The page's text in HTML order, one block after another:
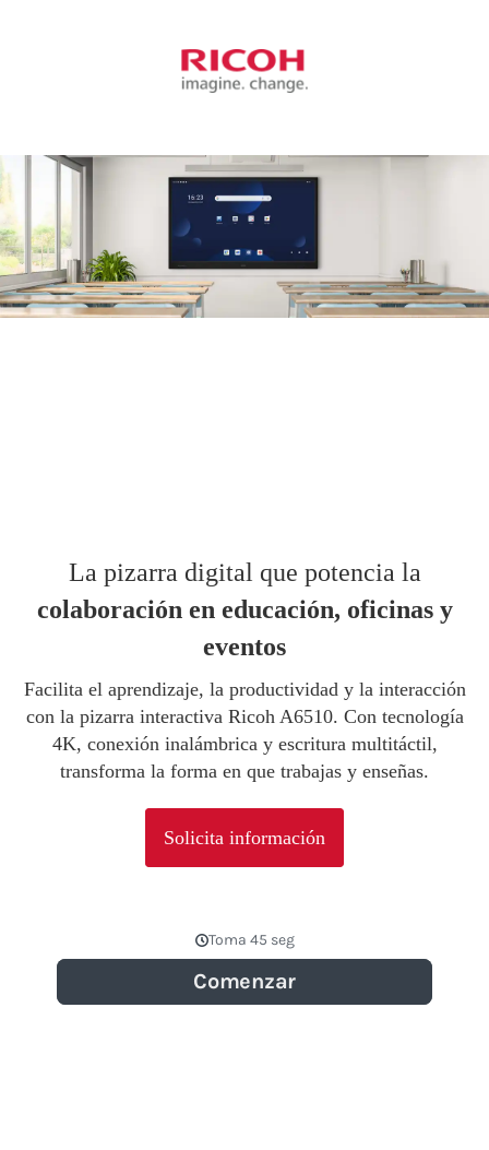
La pizarra digital que potencia la
colaboración en educación, oficinas y
eventos
Facilita el aprendizaje, la productividad y la interacción
con la pizarra interactiva Ricoh A6510. Con tecnología
4K, conexión inalámbrica y escritura multitáctil,
transforma la forma en que trabajas y enseñas.
Solicita información